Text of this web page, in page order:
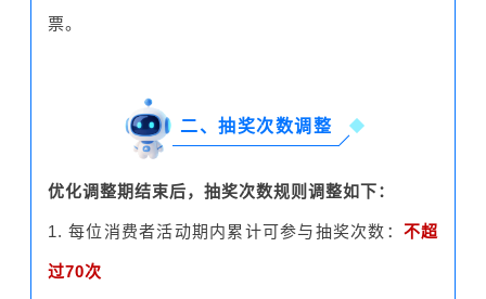
票。
二、抽奖次数调整
优化调整期结束后，抽奖次数规则调整如下：
1. 每位消费者活动期内累计可参与抽奖次数： 不超
过70次